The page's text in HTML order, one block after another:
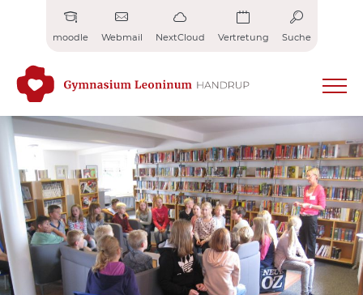
moodle Webmail NextCloud Vertretung Suche